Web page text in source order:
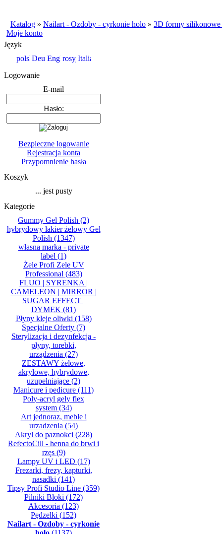
Katalog » Nailart - Ozdoby - cyrkonie holo » 3D formy silikonowe
Moje konto
Język
Logowanie
E-mail
Hasło:
Bezpieczne logowanie
Rejestracja konta
Przypomnienie hasła
Koszyk
... jest pusty
Kategorie
Gummy Gel Polish (2)
hybrydowy lakier żelowy Gel
Polish (1347)
własna marka - private
label (1)
Żele Profi Zele UV
Professional (483)
FLUO | SYRENKA |
CAMELEON | MIRROR |
SUGAR EFFECT |
DYMEK (81)
Płyny kleje oliwki (158)
Specjalne Oferty (7)
Sterylizacja i dezynfekcja -
płyny, torebki,
urządzenia (27)
ZESTAWY żelowe,
akrylowe, hybrydowe,
uzupełniające (2)
Manicure i pedicure (111)
Poly-acryl gely flex
system(34)
Art jednoraz, meble i
urzadzenia (54)
Akryl do paznokci (228)
RefectoCill - henna do brwi i
rzęs(9)
Lampy UV i LED (17)
Frezarki, frezy, kapturki,
nasadki (141)
Tipsy Profi Studio Line (359)
Pilniki Bloki (172)
Akcesoria (123)
Pędzelki (152)
Nailart - Ozdoby - cyrkonie